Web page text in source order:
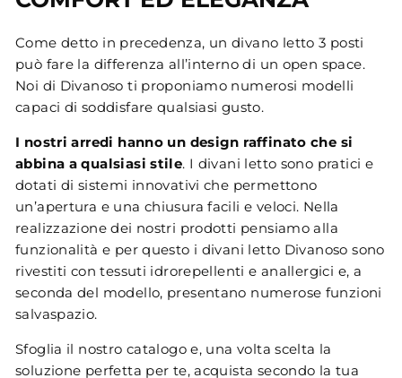
Come detto in precedenza, un divano letto 3 posti
può fare la differenza all’interno di un open space.
Noi di Divanoso ti proponiamo numerosi modelli
capaci di soddisfare qualsiasi gusto.
I nostri arredi hanno un design raffinato che si
abbina a qualsiasi stile. I divani letto sono pratici e
dotati di sistemi innovativi che permettono
un’apertura e una chiusura facili e veloci. Nella
realizzazione dei nostri prodotti pensiamo alla
funzionalità e per questo i divani letto Divanoso sono
rivestiti con tessuti idrorepellenti e anallergici e, a
seconda del modello, presentano numerose funzioni
salvaspazio.
Sfoglia il nostro catalogo e, una volta scelta la
soluzione perfetta per te, acquista secondo la tua